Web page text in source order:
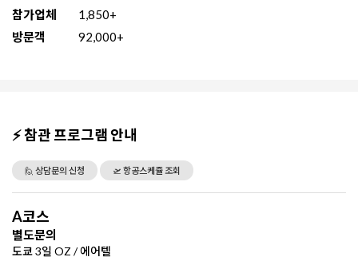
참가업체
1,850+
방문객
92,000+
⚡ 참관 프로그램 안내
🙋 상담문의 신청 🛫 항공스케쥴 조회
A코스
별도문의
도쿄 3일 OZ / 에어텔